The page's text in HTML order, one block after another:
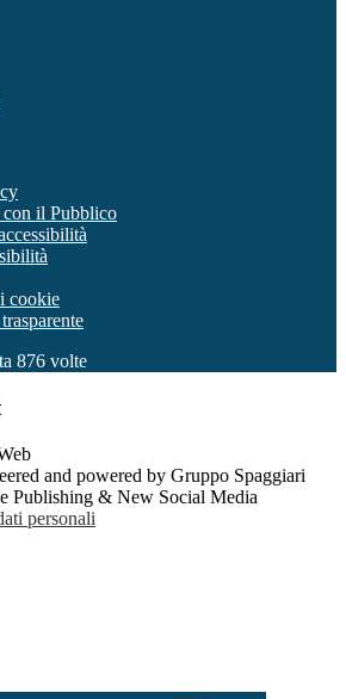
il Pubblico
cookie
876 volte
and powered by Gruppo Spaggiari
Publishing & New Social Media
personali